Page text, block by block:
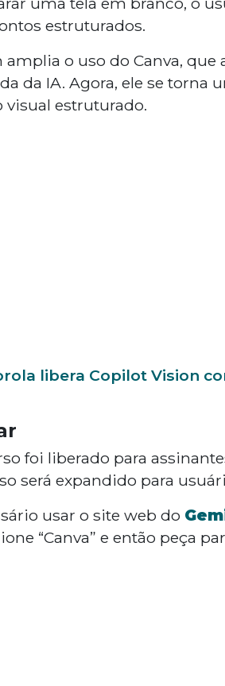
estruturados.
o uso do Canva, que
da IA. Agora, ele se torna
visual estruturado.
libera Copilot Vision
foi liberado para
será expandido para
usar o site web do
“Canva” e então peça